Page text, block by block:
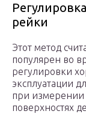
рейки
Этот метод
популярен во
регулировки
эксплуатации
при измерении
поверхностях